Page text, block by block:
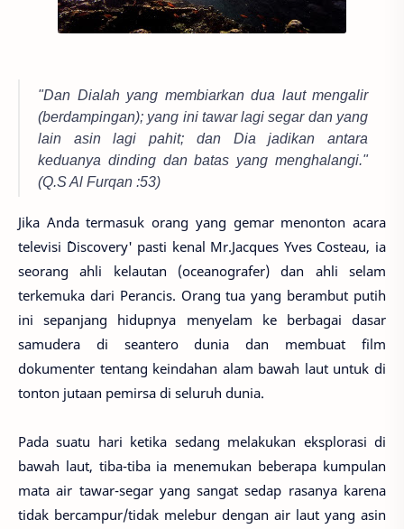
"Dan Dialah yang membiarkan dua laut mengalir
(berdampingan); yang ini tawar lagi segar dan yang
lain asin lagi pahit; dan Dia jadikan antara
keduanya dinding dan batas yang menghalangi."
(Q.S Al Furqan :53)
Jika Anda termasuk orang yang gemar menonton acara
televisi `Discovery' pasti kenal Mr.Jacques Yves Costeau, ia
seorang ahli kelautan (oceanografer) dan ahli selam
terkemuka dari Perancis. Orang tua yang berambut putih
ini sepanjang hidupnya menyelam ke berbagai dasar
samudera di seantero dunia dan membuat film
dokumenter tentang keindahan alam bawah laut untuk di
tonton jutaan pemirsa di seluruh dunia.
Pada suatu hari ketika sedang melakukan eksplorasi di
bawah laut, tiba-tiba ia menemukan beberapa kumpulan
mata air tawar-segar yang sangat sedap rasanya karena
tidak bercampur/tidak melebur dengan air laut yang asin